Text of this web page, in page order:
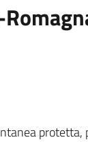
protetta,